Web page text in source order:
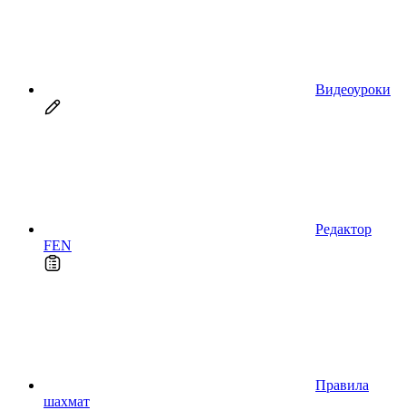
Видеоуроки
Редактор
FEN
Правила
шахмат